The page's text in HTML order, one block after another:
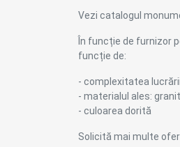
Vezi catalogul
În funcție de furnizor
funcție de:
- complexitatea lucrării
- materialul ales:
- culoarea dorită
Solicită mai multe